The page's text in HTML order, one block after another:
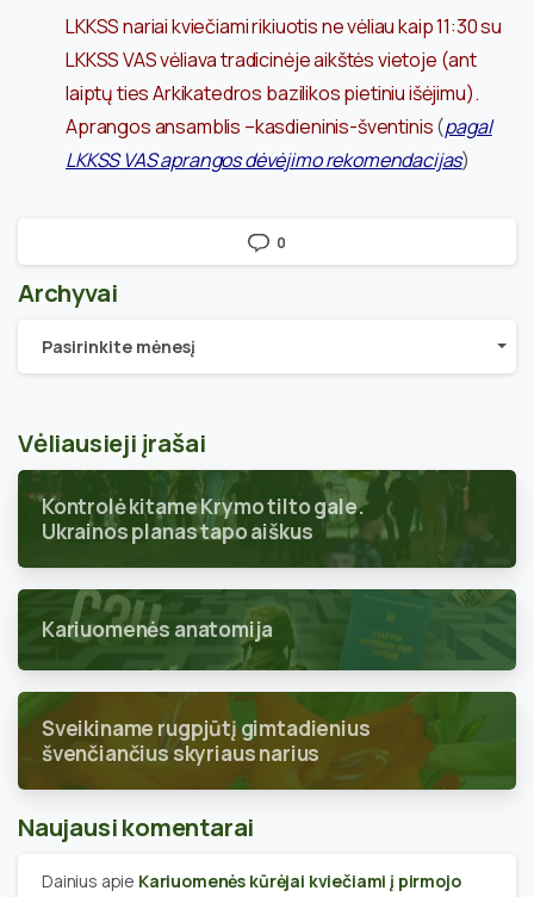
LKKSS nariai kviečiami rikiuotis ne vėliau kaip 11:30 su
LKKSS VAS vėliava tradicinėje aikštės vietoje (ant
laiptų ties Arkikatedros bazilikos pietiniu išėjimu).
Aprangos ansamblis –kasdieninis-šventinis(pagal
LKKSS VAS aprangos dėvėjimo rekomendacijas)
0
Archyvai
Archyvai
Pasirinkite mėnesį
Vėliausieji įrašai
Kontrolė kitame Krymo tilto gale.
Ukrainos planas tapo aiškus
Kariuomenės anatomija
Sveikiname rugpjūtį gimtadienius
švenčiančius skyriaus narius
Naujausi komentarai
Dainius apie Kariuomenės kūrėjai kviečiami į pirmojo